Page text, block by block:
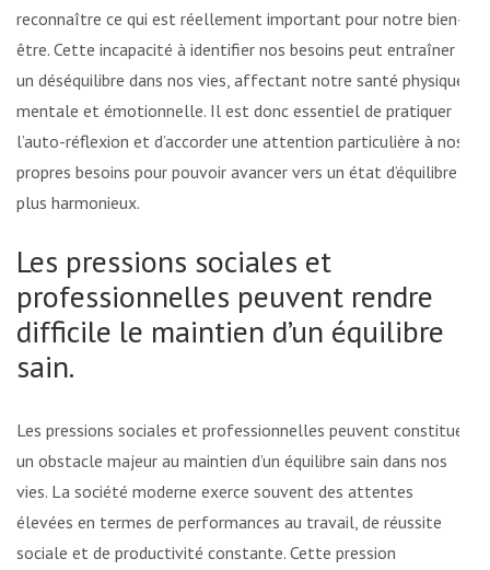
reconnaître ce qui est réellement important pour notre bien-
être. Cette incapacité à identifier nos besoins peut entraîner
un déséquilibre dans nos vies, affectant notre santé physique,
mentale et émotionnelle. Il est donc essentiel de pratiquer
l’auto-réflexion et d’accorder une attention particulière à nos
propres besoins pour pouvoir avancer vers un état d’équilibre
plus harmonieux.
Les pressions sociales et
professionnelles peuvent rendre
difficile le maintien d’un équilibre
sain.
Les pressions sociales et professionnelles peuvent constituer
un obstacle majeur au maintien d’un équilibre sain dans nos
vies. La société moderne exerce souvent des attentes
élevées en termes de performances au travail, de réussite
sociale et de productivité constante. Cette pression